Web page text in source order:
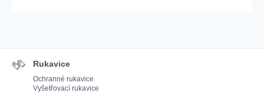
Rukavice
Ochranné rukavice
Vyšetřovací rukavice